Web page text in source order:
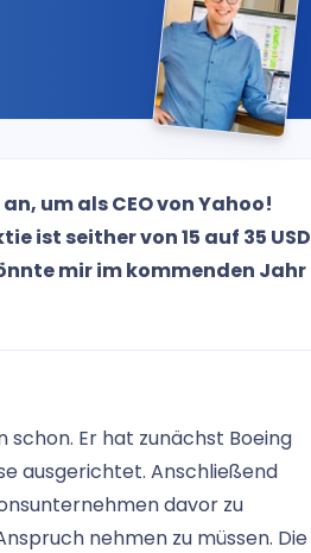
um als CEO von Yahoo!
ist seither von 15 auf 35 USD
mir im kommenden Jahr
Er hat zunächst Boeing
ausgerichtet. Anschließend
davor zu
nehmen zu müssen. Die